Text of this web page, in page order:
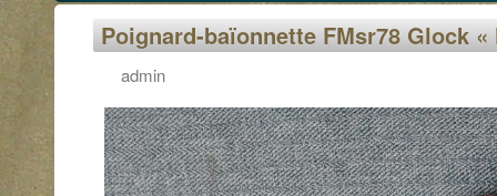
Poignard-baïonnette FMsr78 Glock «
admin